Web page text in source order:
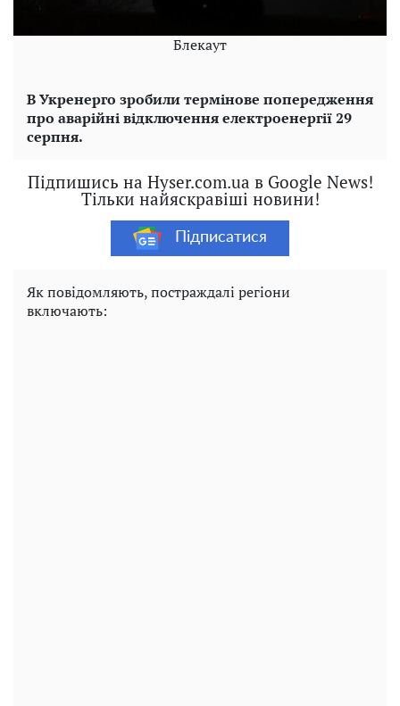
Блекаут
В Укренерго зробили термінове попередження
про аварійні відключення електроенергії 29
серпня.
Підпишись на Hyser.com.ua в Google News!
Тільки найяскравіші новини!
Підписатися
Як повідомляють, постраждалі регіони
включають: